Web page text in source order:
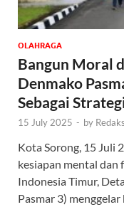
OLAHRAGA
Bangun Moral
Denmako
Sebagai
15 July 2025 - by
Kota Sorong, 15 Juli
kesiapan mental
Indonesia Timur,
Pasmar 3)